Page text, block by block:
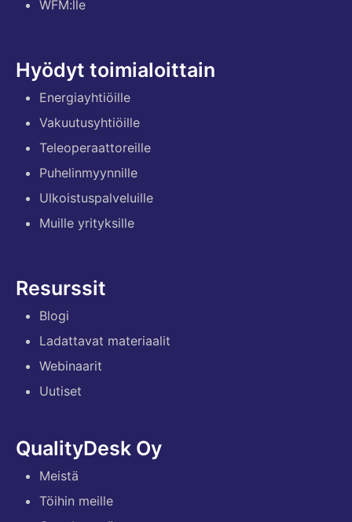
WFM:lle
Hyödyt toimialoittain
Energiayhtiöille
Vakuutusyhtiöille
Teleoperaattoreille
Puhelinmyynnille
Ulkoistuspalveluille
Muille yrityksille
Resurssit
Blogi
Ladattavat materiaalit
Webinaarit
Uutiset
QualityDesk Oy
Meistä
Töihin meille